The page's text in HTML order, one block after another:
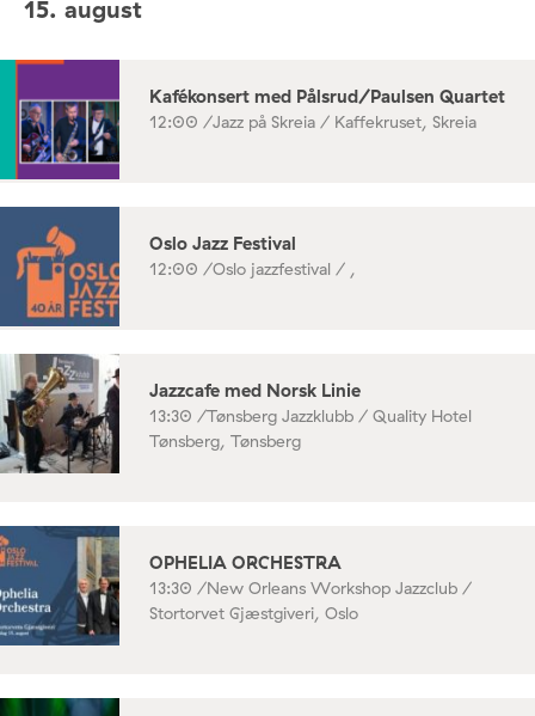
15. august
Kafékonsert med Pålsrud/Paulsen Quartet
12:00 /Jazz på Skreia / Kaffekruset, Skreia
Oslo Jazz Festival
12:00 /Oslo jazzfestival / ,
Jazzcafe med Norsk Linie
13:30 /Tønsberg Jazzklubb / Quality Hotel
Tønsberg, Tønsberg
OPHELIA ORCHESTRA
13:30 /New Orleans Workshop Jazzclub /
Stortorvet Gjæstgiveri, Oslo